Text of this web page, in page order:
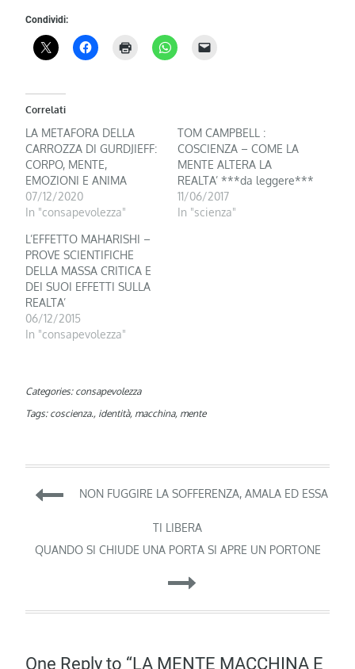
Condividi:
Correlati
LA METAFORA DELLA
CARROZZA DI GURDJIEFF:
CORPO, MENTE,
EMOZIONI E ANIMA
07/12/2020
In "consapevolezza"
TOM CAMPBELL :
COSCIENZA – COME LA
MENTE ALTERA LA
REALTA’ ***da leggere***
11/06/2017
In "scienza"
L’EFFETTO MAHARISHI –
PROVE SCIENTIFICHE
DELLA MASSA CRITICA E
DEI SUOI EFFETTI SULLA
REALTA’
06/12/2015
In "consapevolezza"
Categories: consapevolezza
Tags: coscienza., identità, macchina, mente
Navigazione
articoli
NON FUGGIRE LA SOFFERENZA, AMALA ED ESSA
TI LIBERA
QUANDO SI CHIUDE UNA PORTA SI APRE UN PORTONE
One Reply to “LA MENTE MACCHINA E